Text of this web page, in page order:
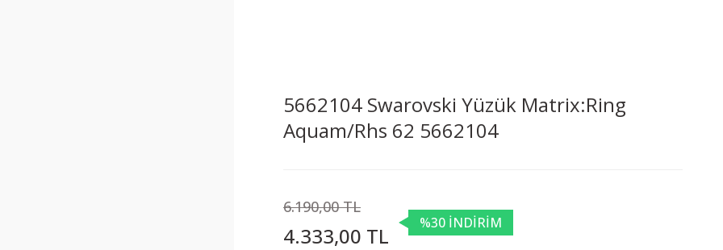
5662104 Swarovski Yüzük Matrix:Ring
Aquam/Rhs 62 5662104
6.190,00 TL
4.333,00 TL %30 İNDİRİM